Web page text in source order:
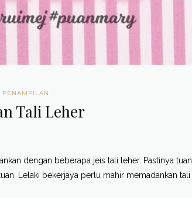
PENAMPILAN
Tali Leher
dengan beberapa jeis tali leher. Pastinya tuan
Lelaki bekerjaya perlu mahir memadankan tali